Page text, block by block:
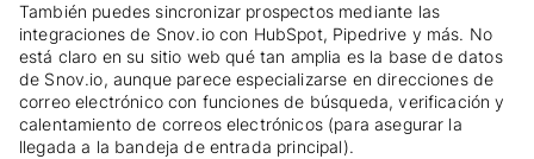
También puedes sincronizar prospectos mediante las
integraciones de Snov.io con HubSpot, Pipedrive y más. No
está claro en su sitio web qué tan amplia es la base de datos
de Snov.io, aunque parece especializarse en direcciones de
correo electrónico con funciones de búsqueda, verificación y
calentamiento de correos electrónicos (para asegurar la
llegada a la bandeja de entrada principal).